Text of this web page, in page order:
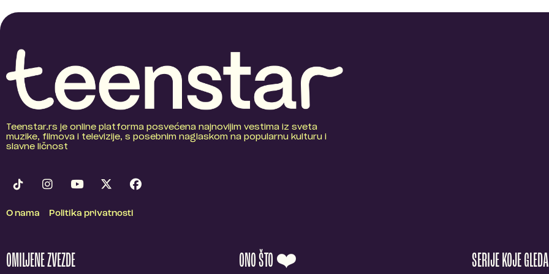
Teenstar.rs je online platforma posvećena najnovijim vestima iz sveta
muzike, filmova i televizije, s posebnim naglaskom na popularnu kulturu i
slavne ličnost
O nama Politika privatnosti
OMILJENE ZVEZDE ONO ŠTO ❤️ SERIJE KOJE